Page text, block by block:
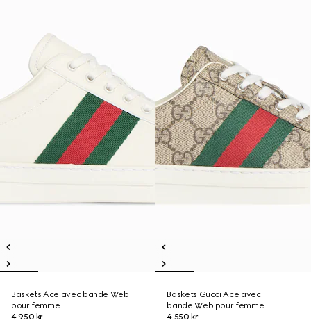
Baskets Ace avec bande Web
pour femme
4.950 kr.
Baskets Gucci Ace avec
bande Web pour femme
4.550 kr.